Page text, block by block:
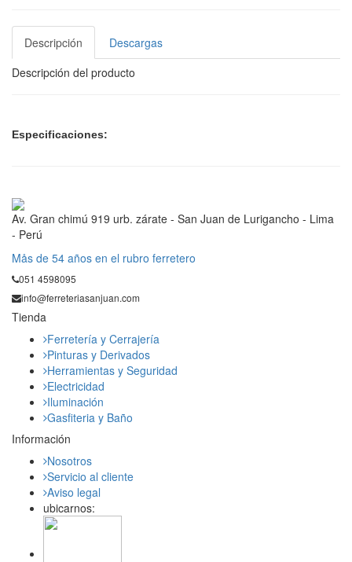
Descripción
Descargas
Descripción del producto
Especificaciones:
Av. Gran chimú 919 urb. zárate - San Juan de Lurigancho - Lima
- Perú
Mås de 54 años en el rubro ferretero
051 4598095
info@ferreteriasanjuan.com
Tienda
Ferretería y Cerrajería
Pinturas y Derivados
Herramientas y Seguridad
Electricidad
Iluminación
Gasfiteria y Baño
Información
Nosotros
Servicio al cliente
Aviso legal
ubicarnos: